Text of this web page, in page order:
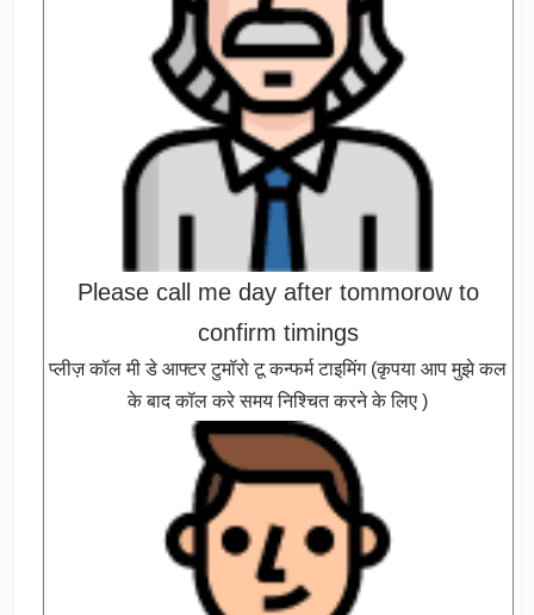
Please call me day after tommorow to
confirm timings
प्लीज़ कॉल मी डे आफ्टर टुमॉरो टू कन्फर्म टाइमिंग (कृपया आप मुझे कल
के बाद कॉल करे समय निश्चित करने के लिए )